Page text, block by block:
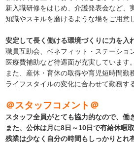
新入職研修をはじめ、介護発表会など、
知識やスキルを磨けるような場をご用意
安定して長く働ける環境づくりに力を入
職員互助会、ベネフィット・ステーショ
医療費補助など待遇面が充実しています。
また、産休・育休の取得や育児短時間勤
ライフスタイルの変化に合わせて勤務す
＠スタッフコメント＠
スタッフ全員がとても協力的なので、働
また、公休は月に8日～10日で有給休暇取
残業は少なく自分の時間もしっかりとれ